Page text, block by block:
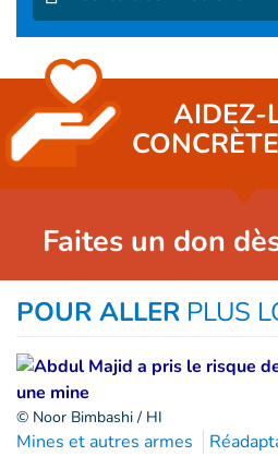
AIDEZ-
Faites un don
POUR ALLER PLUS
© Noor Bimbashi / HI
Mines et autres armes